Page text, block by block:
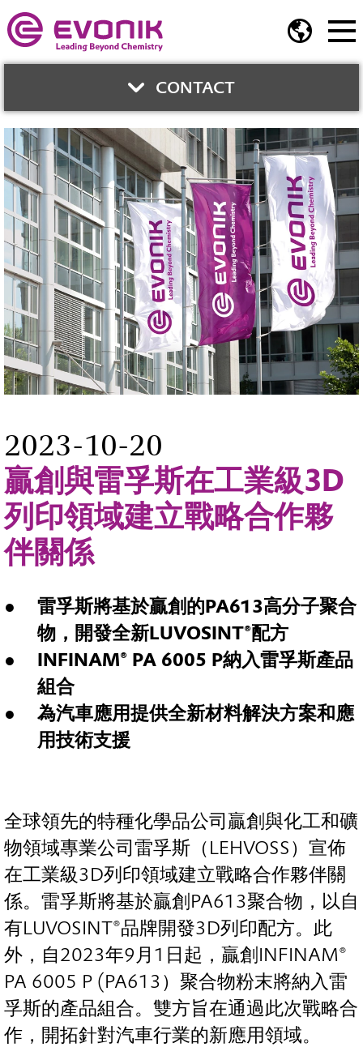
CONTACT
與我們聯繫
蔡懷德
商務經理
高性能聚合物部門
Phone: 02-2175-5242
Mobile:0935-561-911
E-Mail
2023-10-20
贏創與雷孚斯在工業級3D
列印領域建立戰略合作夥
伴關係
雷孚斯將基於贏創的PA613高分子聚合
物， 開發全新LUVOSINT®配方
INFINAM® PA 6005 P納入雷孚斯產品
組合
為汽車應用提供全新材料解決方案和應
用技術支援
全球領先的特種化學品公司贏創與化工和礦
物領域專業公司雷孚斯（LEHVOSS）宣佈
在工業級3D列印領域建立戰略合作夥伴關
係。雷孚斯將基於贏創PA613聚合物，以自
有LUVOSINT®品牌開發3D列印配方。此
外，自2023年9月1日起，贏創INFINAM®
PA 6005 P (PA613）聚合物粉末將納入雷
孚斯的產品組合。雙方旨在通過此次戰略合
作，開拓針對汽車行業的新應用領域。